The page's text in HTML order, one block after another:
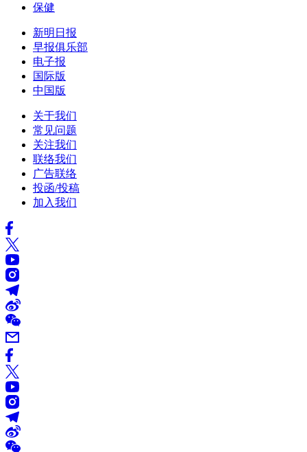
保健
新明日报
早报俱乐部
电子报
国际版
中国版
关于我们
常见问题
关注我们
联络我们
广告联络
投函/投稿
加入我们